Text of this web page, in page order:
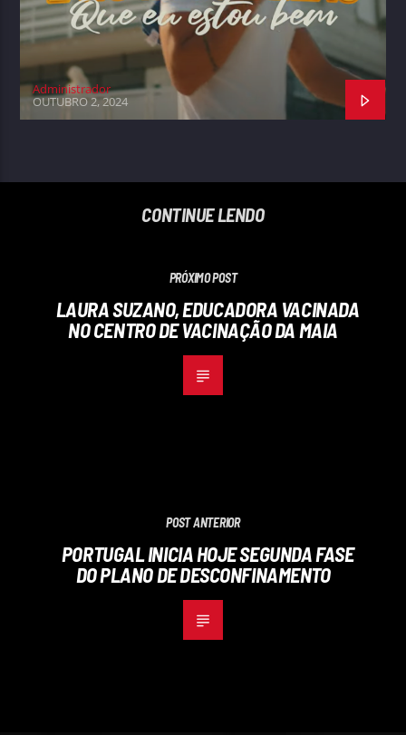
Administrador
OUTUBRO 2, 2024
CONTINUE LENDO
PRÓXIMO POST
LAURA SUZANO, EDUCADORA VACINADA
NO CENTRO DE VACINAÇÃO DA MAIA
POST ANTERIOR
PORTUGAL INICIA HOJE SEGUNDA FASE
DO PLANO DE DESCONFINAMENTO